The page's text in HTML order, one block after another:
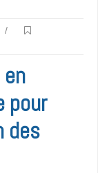
/
pour
des